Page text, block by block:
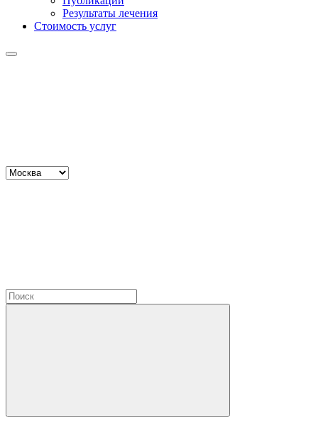
Результаты лечения
Стоимость услуг